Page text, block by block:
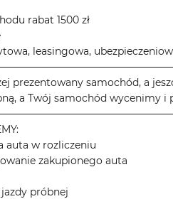
rabat 1500 zł
leasingowa,
prezentowany samochód, a
a Twój samochód wycenimy
auta w rozliczeniu
zakupionego auta
próbnej